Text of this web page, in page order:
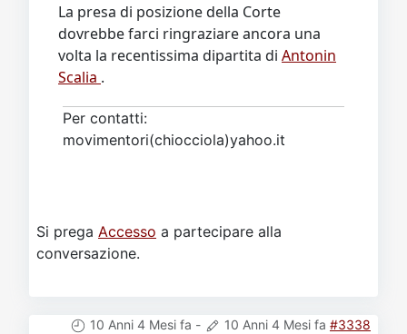
La presa di posizione della Corte
dovrebbe farci ringraziare ancora una
volta la recentissima dipartita di Antonin
Scalia .
Per contatti:
movimentori(chiocciola)yahoo.it
Si prega Accesso a partecipare alla
conversazione.
10 Anni 4 Mesi fa - 10 Anni 4 Mesi fa #3338